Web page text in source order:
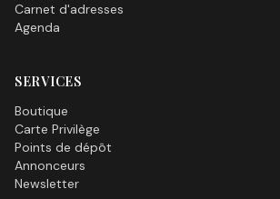
Carnet d'adresses
Agenda
SERVICES
Boutique
Carte Privilège
Points de dépôt
Annonceurs
Newsletter